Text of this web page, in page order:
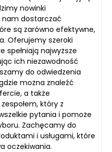
nowinki
nam dostarczać
są zarówno efektywne,
Oferujemy szeroki
spełniają najwyższe
ich niezawodność
do odwiedzenia
można znaleźć
a także
który z
pytania i pomoże
Zachęcamy do
i usługami, które
oczekiwania.